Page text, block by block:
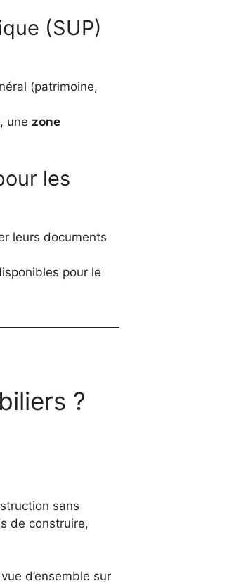
(SUP)
(patrimoine,
, une zone
les
leurs documents
pour le
?
sans
de construire,
d’ensemble sur